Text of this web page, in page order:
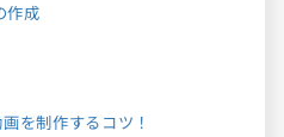
作成
を制作するコツ！